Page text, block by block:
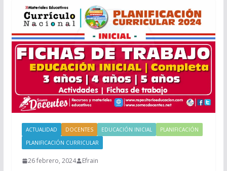
ACTUALIDAD DOCENTES EDUCACIÓN INICIAL
PLANIFICACIÓN
PLANIFICACIÓN CURRICULAR
26 febrero, 2024 Efrain